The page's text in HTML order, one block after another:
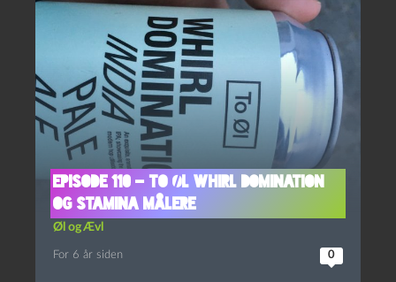
Episode 110 – To Øl Whirl Domination
og Stamina Målere
Øl og Ævl
For 6 år siden 0